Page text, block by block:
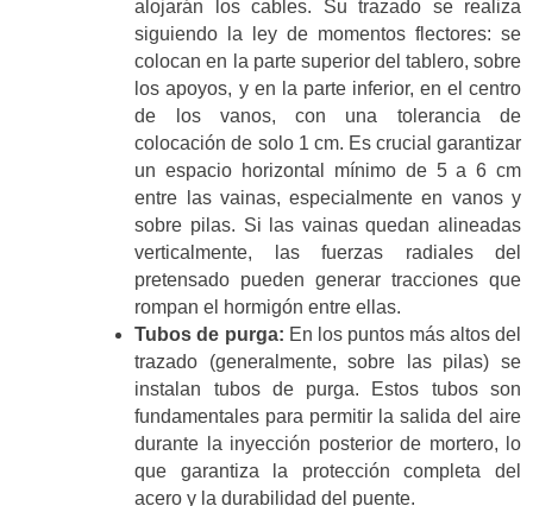
alojarán los cables. Su trazado se realiza
siguiendo la ley de momentos flectores: se
colocan en la parte superior del tablero, sobre
los apoyos, y en la parte inferior, en el centro
de los vanos, con una tolerancia de
colocación de solo 1 cm. Es crucial garantizar
un espacio horizontal mínimo de 5 a 6 cm
entre las vainas, especialmente en vanos y
sobre pilas. Si las vainas quedan alineadas
verticalmente, las fuerzas radiales del
pretensado pueden generar tracciones que
rompan el hormigón entre ellas.
Tubos de purga: En los puntos más altos del
trazado (generalmente, sobre las pilas) se
instalan tubos de purga. Estos tubos son
fundamentales para permitir la salida del aire
durante la inyección posterior de mortero, lo
que garantiza la protección completa del
acero y la durabilidad del puente.